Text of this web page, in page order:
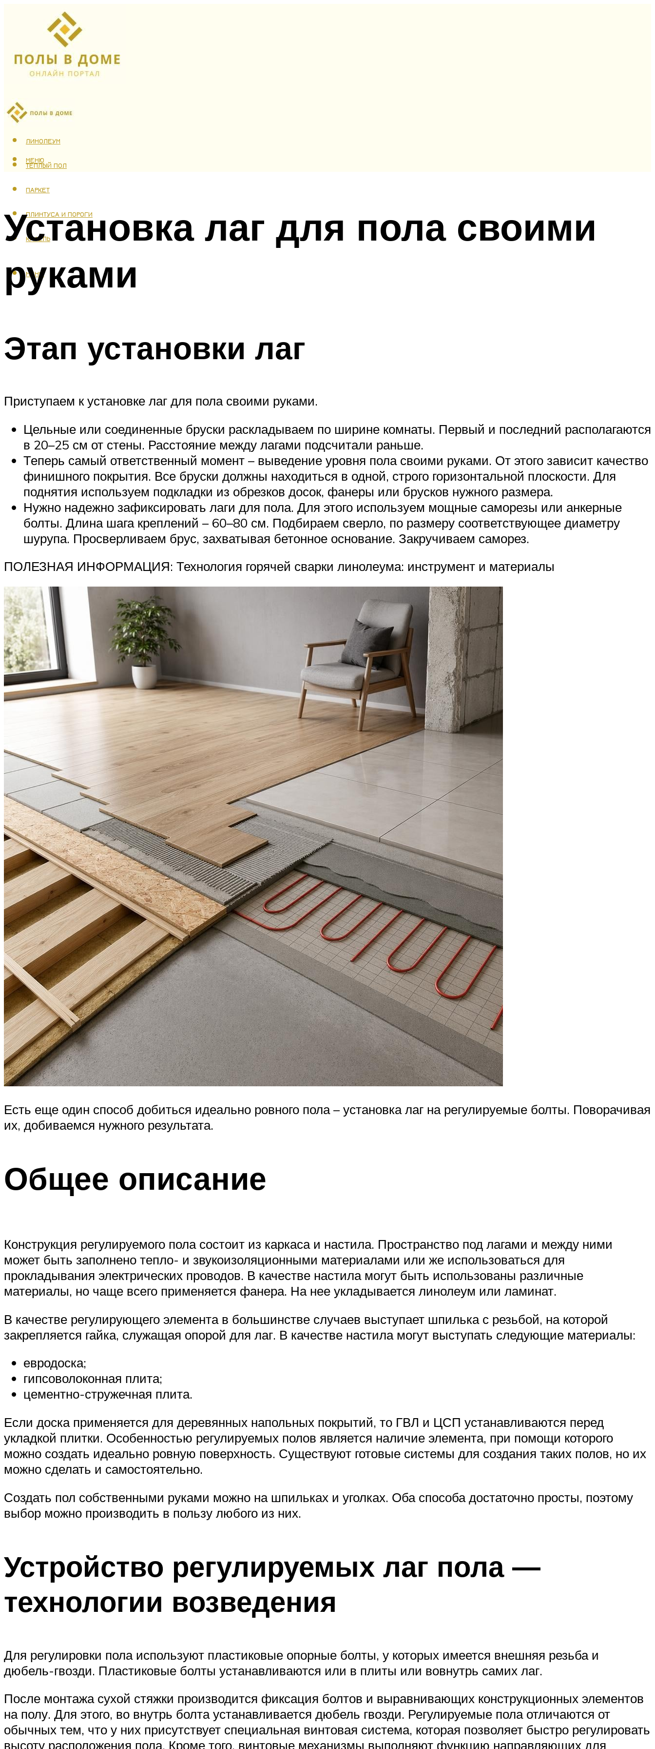
ЛАМИНАТ
ЛИНОЛЕУМ
ТЕПЛЫЙ ПОЛ
ПАРКЕТ
ПЛИНТУСА И ПОРОГИ
КАФЕЛЬ
МЕНЮ
МЕНЮ
Установка лаг для пола своими
руками
Этап установки лаг
Приступаем к установке лаг для пола своими руками.
Цельные или соединенные бруски раскладываем по ширине комнаты. Первый и последний располагаются
в 20–25 см от стены. Расстояние между лагами подсчитали раньше.
Теперь самый ответственный момент – выведение уровня пола своими руками. От этого зависит качество
финишного покрытия. Все бруски должны находиться в одной, строго горизонтальной плоскости. Для
поднятия используем подкладки из обрезков досок, фанеры или брусков нужного размера.
Нужно надежно зафиксировать лаги для пола. Для этого используем мощные саморезы или анкерные
болты. Длина шага креплений – 60–80 см. Подбираем сверло, по размеру соответствующее диаметру
шурупа. Просверливаем брус, захватывая бетонное основание. Закручиваем саморез.
ПОЛЕЗНАЯ ИНФОРМАЦИЯ: Технология горячей сварки линолеума: инструмент и материалы
Есть еще один способ добиться идеально ровного пола – установка лаг на регулируемые болты. Поворачивая
их, добиваемся нужного результата.
Общее описание
Конструкция регулируемого пола состоит из каркаса и настила. Пространство под лагами и между ними
может быть заполнено тепло- и звукоизоляционными материалами или же использоваться для
прокладывания электрических проводов. В качестве настила могут быть использованы различные
материалы, но чаще всего применяется фанера. На нее укладывается линолеум или ламинат.
В качестве регулирующего элемента в большинстве случаев выступает шпилька с резьбой, на которой
закрепляется гайка, служащая опорой для лаг. В качестве настила могут выступать следующие материалы:
евродоска;
гипсоволоконная плита;
цементно-стружечная плита.
Если доска применяется для деревянных напольных покрытий, то ГВЛ и ЦСП устанавливаются перед
укладкой плитки. Особенностью регулируемых полов является наличие элемента, при помощи которого
можно создать идеально ровную поверхность. Существуют готовые системы для создания таких полов, но их
можно сделать и самостоятельно.
Создать пол собственными руками можно на шпильках и уголках. Оба способа достаточно просты, поэтому
выбор можно производить в пользу любого из них.
Устройство регулируемых лаг пола —
технологии возведения
Для регулировки пола используют пластиковые опорные болты, у которых имеется внешняя резьба и
дюбель-гвозди. Пластиковые болты устанавливаются или в плиты или вовнутрь самих лаг.
После монтажа сухой стяжки производится фиксация болтов и выравнивающих конструкционных элементов
на полу. Для этого, во внутрь болта устанавливается дюбель гвозди. Регулируемые пола отличаются от
обычных тем, что у них присутствует специальная винтовая система, которая позволяет быстро регулировать
высоту расположения пола. Кроме того, винтовые механизмы выполняют функцию направляющих для